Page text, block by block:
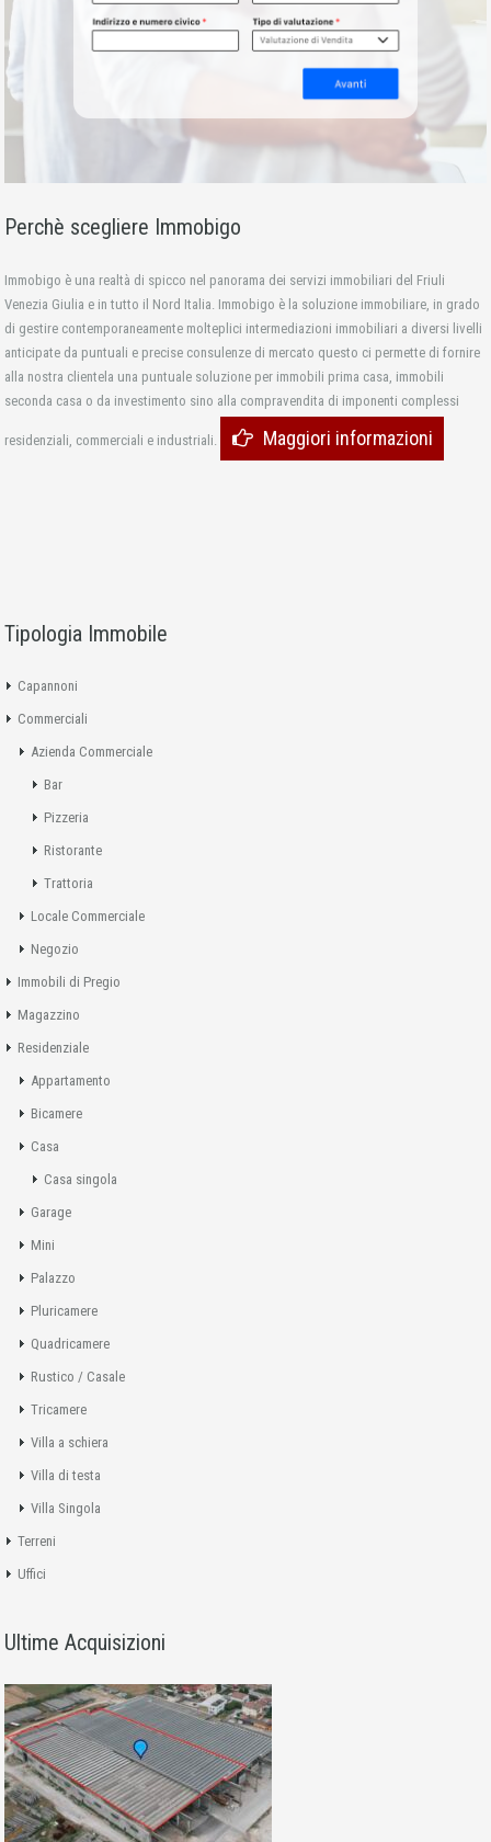
Perchè scegliere Immobigo
Immobigo è una realtà di spicco nel panorama dei servizi immobiliari del Friuli
Venezia Giulia e in tutto il Nord Italia. Immobigo è la soluzione immobiliare, in grado
di gestire contemporaneamente molteplici intermediazioni immobiliari a diversi livelli
anticipate da puntuali e precise consulenze di mercato questo ci permette di fornire
alla nostra clientela una puntuale soluzione per immobili prima casa, immobili
seconda casa o da investimento sino alla compravendita di imponenti complessi
residenziali, commerciali e industriali. Maggiori informazioni
Tipologia Immobile
Capannoni
Commerciali
Azienda Commerciale
Bar
Pizzeria
Ristorante
Trattoria
Locale Commerciale
Negozio
Immobili di Pregio
Magazzino
Residenziale
Appartamento
Bicamere
Casa
Casa singola
Garage
Mini
Palazzo
Pluricamere
Quadricamere
Rustico / Casale
Tricamere
Villa a schiera
Villa di testa
Villa Singola
Terreni
Uffici
Ultime Acquisizioni